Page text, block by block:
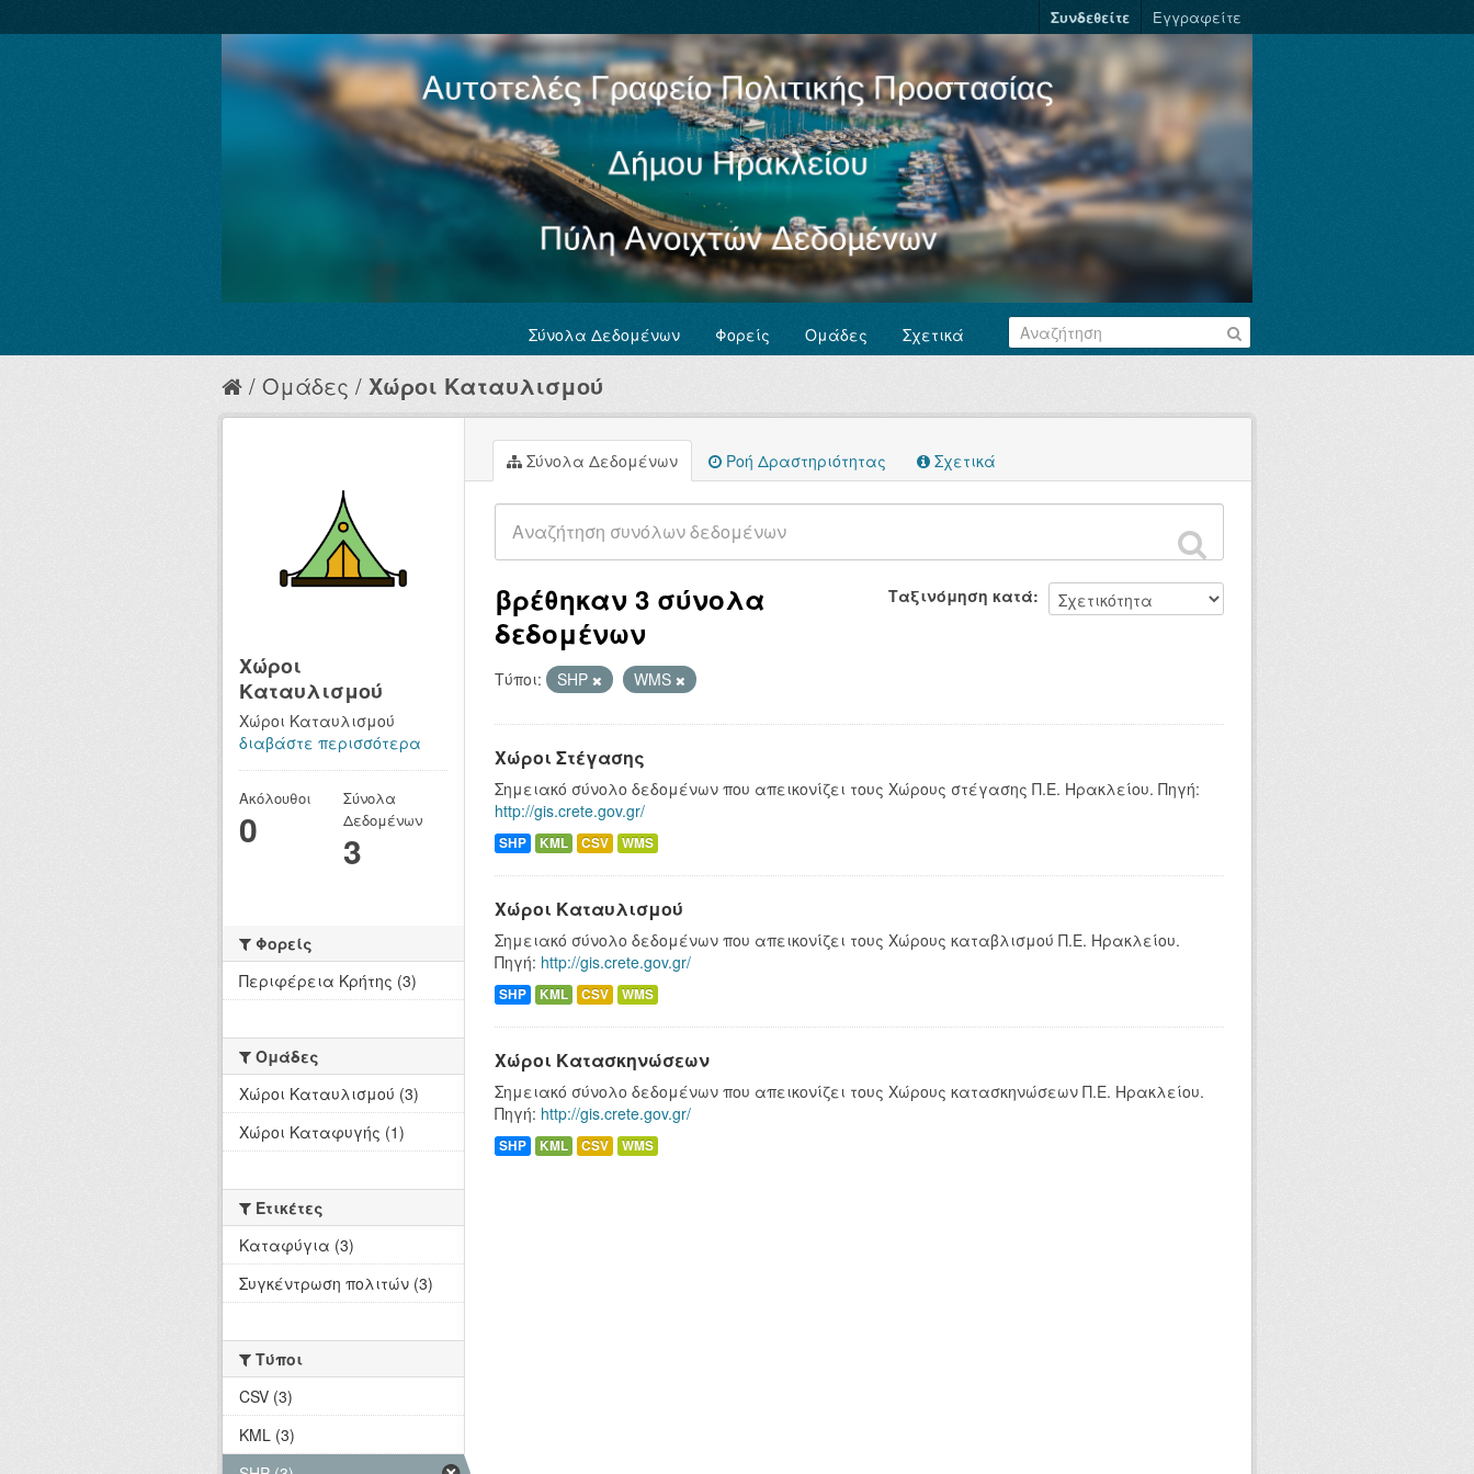
Συνδεθείτε Εγγραφείτε
Σύνολα Δεδομένων Φορείς Ομάδες Σχετικά
Ομάδες Χώροι Καταυλισμού
Σύνολα Δεδομένων Ροή Δραστηριότητας Σχετικά
Ταξινόμηση κατά
βρέθηκαν 3 σύνολα
δεδομένων
Τύποι: SHP WMS
Χώροι Στέγασης
Σημειακό σύνολο δεδομένων που απεικονίζει τους Χώρους στέγασης Π.Ε. Ηρακλείου. Πηγή:
http://gis.crete.gov.gr/
SHP KML CSV WMS
Χώροι Καταυλισμού
Σημειακό σύνολο δεδομένων που απεικονίζει τους Χώρους καταβλισμού Π.Ε. Ηρακλείου.
Πηγή: http://gis.crete.gov.gr/
SHP KML CSV WMS
Χώροι Κατασκηνώσεων
Σημειακό σύνολο δεδομένων που απεικονίζει τους Χώρους κατασκηνώσεων Π.Ε. Ηρακλείου.
Πηγή: http://gis.crete.gov.gr/
SHP KML CSV WMS
Χώροι
Καταυλισμού
Χώροι Καταυλισμού
διαβάστε περισσότερα
Ακόλουθοι
0
Σύνολα
Δεδομένων
3
Φορείς
Περιφέρεια Κρήτης (3)
Ομάδες
Χώροι Καταυλισμού (3)
Χώροι Καταφυγής (1)
Ετικέτες
Καταφύγια (3)
Συγκέντρωση πολιτών (3)
Τύποι
CSV (3)
KML (3)